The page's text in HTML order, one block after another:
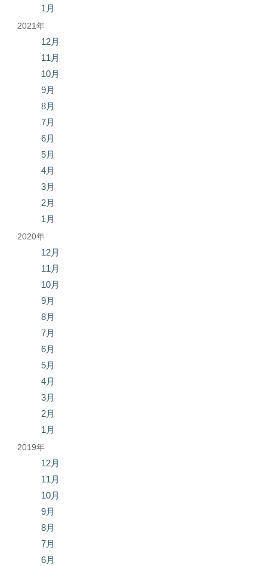
1月
2021年
12月
11月
10月
9月
8月
7月
6月
5月
4月
3月
2月
1月
2020年
12月
11月
10月
9月
8月
7月
6月
5月
4月
3月
2月
1月
2019年
12月
11月
10月
9月
8月
7月
6月